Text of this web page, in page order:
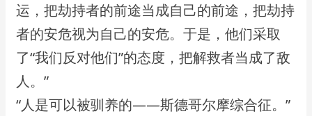
运，把劫持者的前途当成自己的前途，把劫持
者的安危视为​自己的安危。于是，他们采取
了“我们反对他们”的态度，把解救者当成了敌
人。”
​“人是可以被驯养的——斯德哥尔摩综合征。”